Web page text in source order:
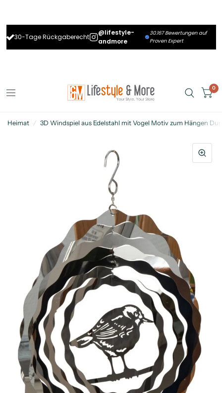
30-Tage Rückgaberecht
@lifestyle-
andmore
30.167 Bewertungen auf
Proven Expert
0
Heimat / 3D Windspiel aus Edelstahl mit Vogel Motiv zum Hängen